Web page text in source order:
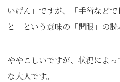
いげん」ですが、「手術など
と」という意味の「開眼」の読
ややこしいですが、状況によ
な大人です。